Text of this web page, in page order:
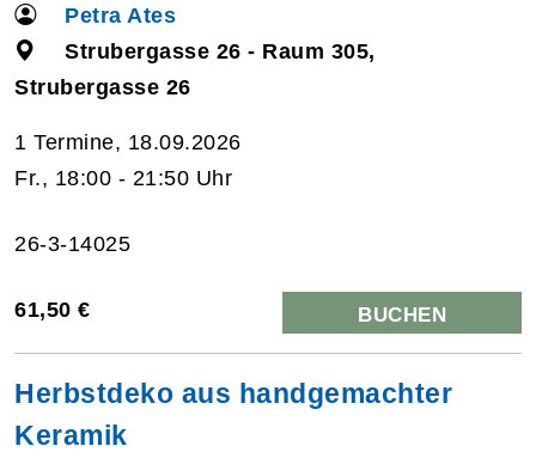
Petra Ates
Strubergasse 26 - Raum 305,
Strubergasse 26
1 Termine, 18.09.2026
Fr., 18:00 - 21:50 Uhr
26-3-14025
61,50 € BUCHEN
Herbstdeko aus handgemachter
Keramik